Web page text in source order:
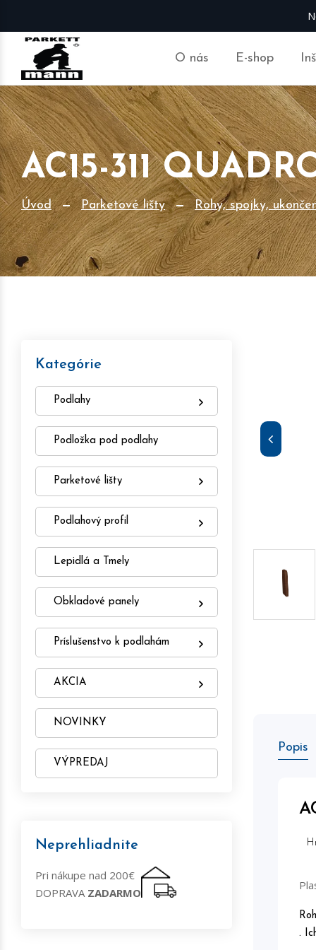
O nás E-shop
AC15-311
Úvod Parketové lišty Rohy, spojky,
Kategórie
Podlahy
Podložka pod podlahy
Parketové lišty
Podlahový profil
Lepidlá a Tmely
Obkladové panely
Príslušenstvo k podlahám
AKCIA
NOVINKY
VÝPREDAJ
Neprehliadnite
Pri nákupe nad 200€
DOPRAVA ZADARMO
Popis
.